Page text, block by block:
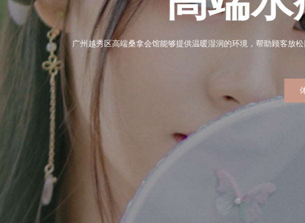
放松身心、恢复活力的绝佳选择。让我们一起走进广州越秀区桑拿养生馆，感受那
享受一段属于自己的美好时光。